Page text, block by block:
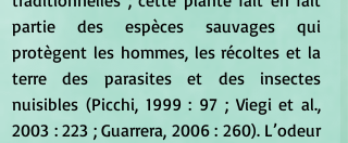
partie des espèces sauvages qui
protègent les hommes, les récoltes et la
terre des parasites et des insectes
nuisibles (Picchi, 1999 : 97 ; Viegi et al.,
2003 : 223 ; Guarrera, 2006 : 260). L’odeur